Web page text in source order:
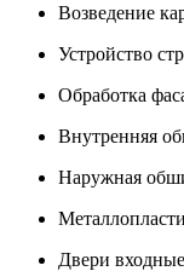
Возведение
Устройство
Обработка
Внутренняя
Наружная
Двери